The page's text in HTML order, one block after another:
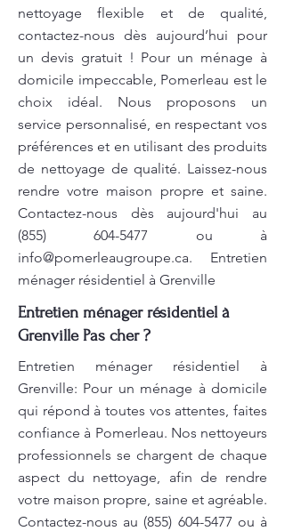
nettoyage flexible et de qualité,
contactez-nous dès aujourd’hui pour
un devis gratuit ! Pour un ménage à
domicile impeccable, Pomerleau est le
choix idéal. Nous proposons un
service personnalisé, en respectant vos
préférences et en utilisant des produits
de nettoyage de qualité. Laissez-nous
rendre votre maison propre et saine.
Contactez-nous dès aujourd'hui au
(855) 604-5477 ou à
info@pomerleaugroupe.ca. Entretien
ménager résidentiel à Grenville
Entretien ménager résidentiel à
Grenville Pas cher ?
Entretien ménager résidentiel à
Grenville: Pour un ménage à domicile
qui répond à toutes vos attentes, faites
confiance à Pomerleau. Nos nettoyeurs
professionnels se chargent de chaque
aspect du nettoyage, afin de rendre
votre maison propre, saine et agréable.
Contactez-nous au (855) 604-5477 ou à